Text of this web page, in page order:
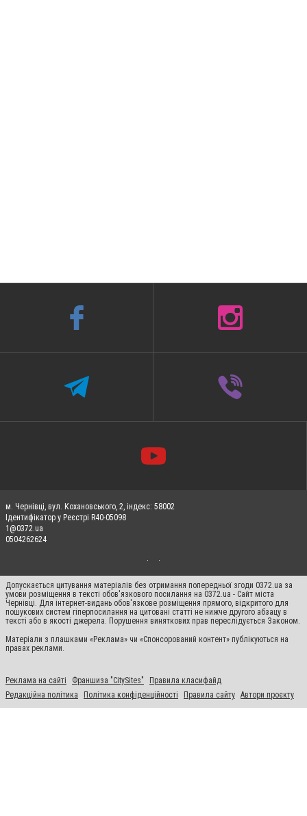
м. Чернівці, вул. Кохановського, 2, індекс: 58002
Ідентифікатор у Реєстрі R40-05098
1@0372.ua
0504262624
Допускається цитування матеріалів без отримання попередньої згоди 0372.ua за
умови розміщення в тексті обов'язкового посилання на 0372.ua - Сайт міста
Чернівці. Для інтернет-видань обов'язкове розміщення прямого, відкритого для
пошукових систем гіперпосилання на цитовані статті не нижче другого абзацу в
тексті або в якості джерела. Порушення виняткових прав переслідується Законом.
Матеріали з плашками «Реклама» чи «Спонсорований контент» публікуються на
правах реклами.
Реклама на сайті Франшиза "CitySites"
Правила класифайд
Редакційна політика
Політика конфіденційності Правила сайту Автори проєкту